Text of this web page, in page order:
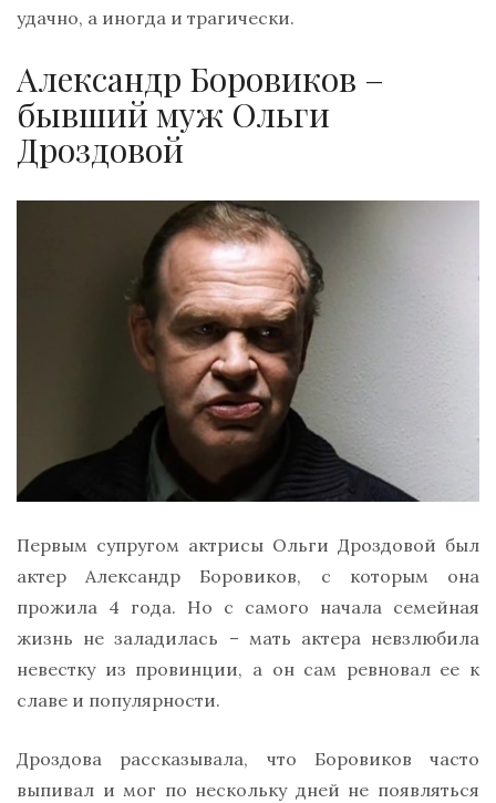
удачно, а иногда и трагически.
Александр Боровиков –
бывший муж Ольги
Дроздовой
Первым супругом актрисы Ольги Дроздовой был
актер Александр Боровиков, с которым она
прожила 4 года. Но с самого начала семейная
жизнь не заладилась – мать актера невзлюбила
невестку из провинции, а он сам ревновал ее к
славе и популярности.
Дроздова рассказывала, что Боровиков часто
выпивал и мог по нескольку дней не появляться